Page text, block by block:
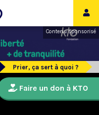
Contenu sponsorisé
Prier, ça sert à quoi ?
Faire un don à KTO